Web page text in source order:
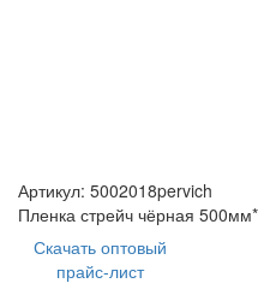
Артикул: 5002018pervich
Пленка стрейч чёрная
Скачать оптовый
прайс-лист